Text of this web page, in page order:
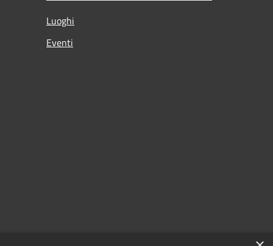
Luoghi
Eventi